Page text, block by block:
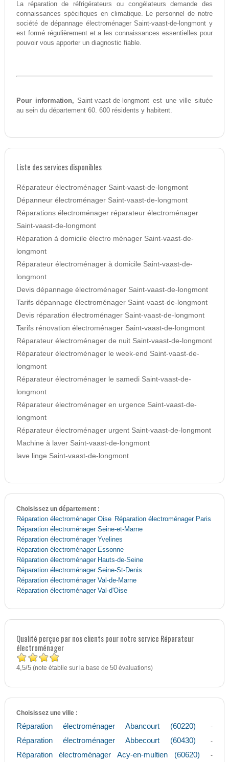
La réparation de réfrigérateurs ou congélateurs demande des
connaissances spécifiques en climatique. Le personnel de notre
société de dépannage électroménager Saint-vaast-de-longmont y
est formé régulièrement et a les connaissances essentielles pour
pouvoir vous apporter un diagnostic fiable.
Pour information, Saint-vaast-de-longmont est une ville située
au sein du département 60. 600 résidents y habitent.
Liste des services disponibles
Réparateur électroménager Saint-vaast-de-longmont
Dépanneur électroménager Saint-vaast-de-longmont
Réparations électroménager réparateur électroménager
Saint-vaast-de-longmont
Réparation à domicile électro ménager Saint-vaast-de-
longmont
Réparateur électroménager à domicile Saint-vaast-de-
longmont
Devis dépannage électroménager Saint-vaast-de-longmont
Tarifs dépannage électroménager Saint-vaast-de-longmont
Devis réparation électroménager Saint-vaast-de-longmont
Tarifs rénovation électroménager Saint-vaast-de-longmont
Réparateur électroménager de nuit Saint-vaast-de-longmont
Réparateur électroménager le week-end Saint-vaast-de-
longmont
Réparateur électroménager le samedi Saint-vaast-de-
longmont
Réparateur électroménager en urgence Saint-vaast-de-
longmont
Réparateur électroménager urgent Saint-vaast-de-longmont
Machine à laver Saint-vaast-de-longmont
lave linge Saint-vaast-de-longmont
Choisissez un département :
Réparation électroménager Oise Réparation électroménager Paris
Réparation électroménager Seine-et-Marne
Réparation électroménager Yvelines
Réparation électroménager Essonne
Réparation électroménager Hauts-de-Seine
Réparation électroménager Seine-St-Denis
Réparation électroménager Val-de-Marne
Réparation électroménager Val-d'Oise
Qualité perçue par nos clients pour notre service Réparateur
électroménager
4,5/5(note établie sur la base de 50évaluations)
Choisissez une ville :
Réparation électroménager Abancourt (60220) -
Réparation électroménager Abbecourt (60430) -
Réparation électroménager Acy-en-multien (60620) -